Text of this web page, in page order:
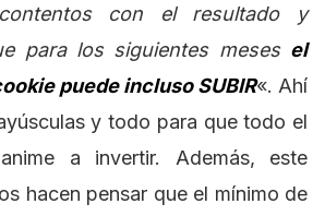
con el resultado y
para los siguientes meses el
puede incluso SUBIR«. Ahí
y todo para que todo el
a invertir. Además, este
hacen pensar que el mínimo de